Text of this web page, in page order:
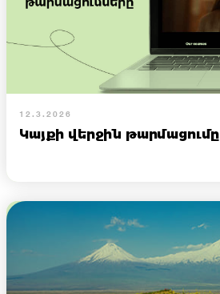
12.3.2026
Կայքի վերջին թարմացումը